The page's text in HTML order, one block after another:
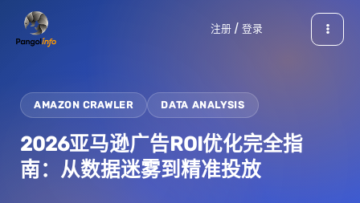
注册 / 登录
AMAZON CRAWLER DATA ANALYSIS
2026亚马逊广告ROI优化完全指
南：从数据迷雾到精准投放